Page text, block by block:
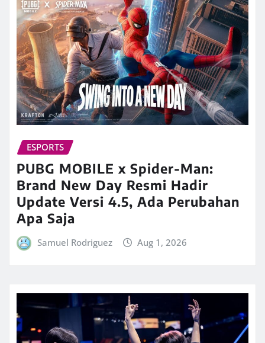
ESPORTS
PUBG MOBILE x Spider-Man:
Brand New Day Resmi Hadir
Update Versi 4.5, Ada Perubahan
Apa Saja
Samuel Rodriguez Aug 1, 2026